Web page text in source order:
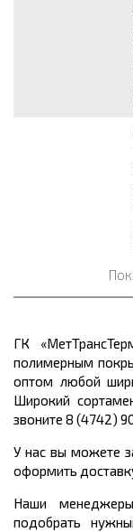
ГК
полимерным
оптом любой
Широкий
звоните 8 (4742)
У нас вы можете
оформить
Наши менеджеры
подобрать